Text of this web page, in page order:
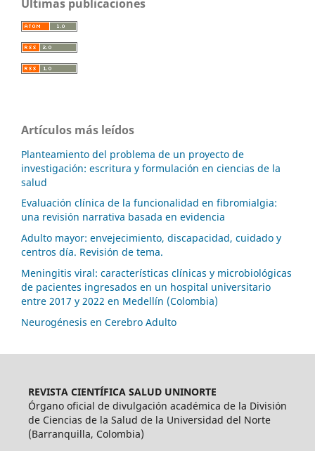
Últimas publicaciones
Artículos más leídos
Planteamiento del problema de un proyecto de
investigación: escritura y formulación en ciencias de la
salud
Evaluación clínica de la funcionalidad en fibromialgia:
una revisión narrativa basada en evidencia
Adulto mayor: envejecimiento, discapacidad, cuidado y
centros día. Revisión de tema.
Meningitis viral: características clínicas y microbiológicas
de pacientes ingresados en un hospital universitario
entre 2017 y 2022 en Medellín (Colombia)
Neurogénesis en Cerebro Adulto
REVISTA CIENTÍFICA SALUD UNINORTE
Órgano oficial de divulgación académica de la División
de Ciencias de la Salud de la Universidad del Norte
(Barranquilla, Colombia)